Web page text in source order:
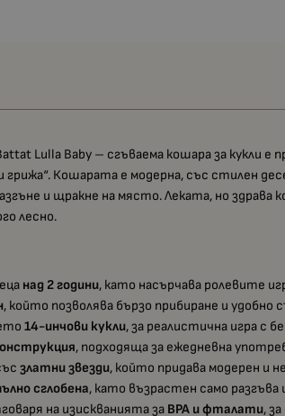
Lulla Baby – сгъваема кошара за кукли
Кошарата е модерна, със стилен
и щракне на място. Леката, но здрава
лесно.
над 2 години, като насърчава ролевите
, който позволява бързо прибиране и удобно
14-инчови кукли, за реалистична игра с
, подходяща за ежедневна
златни звезди, който придава модерен и
сглобена, като възрастен само
на изискванията за BPA и фталати,